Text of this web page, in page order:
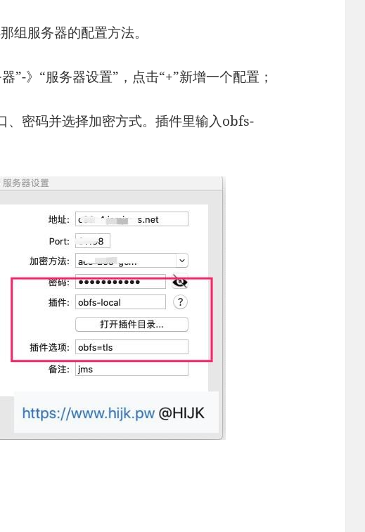
组服务器的配置方法。
”-》“服务器设置”，点击“+”新增一个配置；
、密码并选择加密方式。插件里输入obfs-